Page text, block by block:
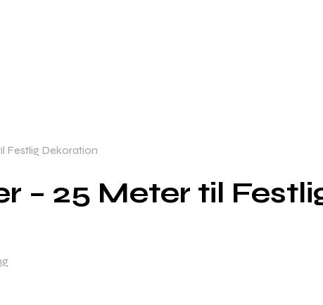
Festlig Dekoration
– 25 Meter til